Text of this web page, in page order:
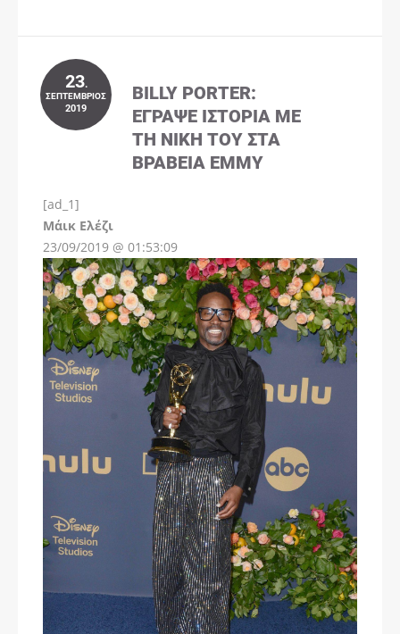
23.
ΣΕΠΤΈΜΒΡΙΟΣ
2019
BILLY PORTER:
ΈΓΡΑΨΕ ΙΣΤΟΡΊΑ ΜΕ
ΤΗ ΝΊΚΗ ΤΟΥ ΣΤΑ
ΒΡΑΒΕΊΑ EMMY
[ad_1]
Μάικ ΕλέζιInstagram
23/09/2019 @ 01:53:09